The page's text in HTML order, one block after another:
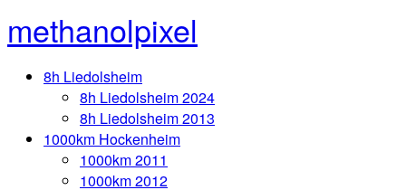
methanolpixel
8h Liedolsheim
8h Liedolsheim 2024
8h Liedolsheim 2013
1000km Hockenheim
1000km 2011
1000km 2012